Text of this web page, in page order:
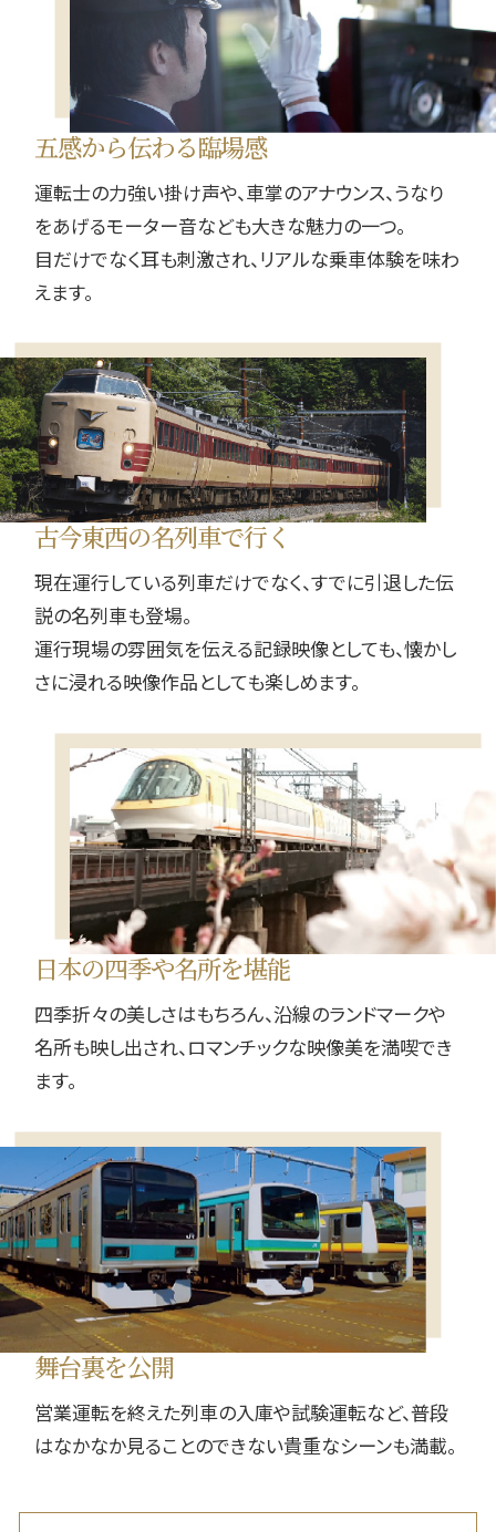
五感から伝わる臨場感
運転士の力強い掛け声や、車掌のアナウンス、うなり
をあげるモーター音なども大きな魅力の一つ。
目だけでなく耳も刺激され、リアルな乗車体験を味わ
えます。
古今東西の名列車で行く
現在運行している列車だけでなく、すでに引退した伝
説の名列車も登場。
運行現場の雰囲気を伝える記録映像としても、懐かし
さに浸れる映像作品としても楽しめます。
日本の四季や名所を堪能
四季折々の美しさはもちろん、沿線のランドマークや
名所も映し出され、ロマンチックな映像美を満喫でき
ます。
舞台裏を公開
営業運転を終えた列車の入庫や試験運転など、普段
はなかなか見ることのできない貴重なシーンも満載。